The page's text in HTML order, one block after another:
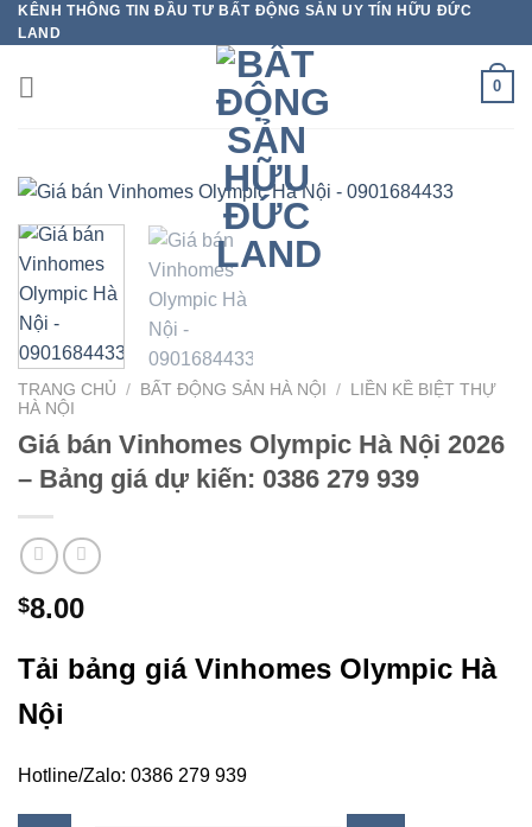
Bỏ
qua
nội
dung
KÊNH THÔNG TIN ĐẦU TƯ BẤT ĐỘNG SẢN UY TÍN HỮU ĐỨC
LAND
0
TRANG CHỦ / BẤT ĐỘNG SẢN HÀ NỘI /
LIỀN KỀ BIỆT THỰ
HÀ NỘI
Giá bán Vinhomes Olympic Hà Nội 2026
– Bảng giá dự kiến: 0386 279 939
$8.00
Tải bảng giá Vinhomes Olympic Hà
Nội
Hotline/Zalo: 0386 279 939